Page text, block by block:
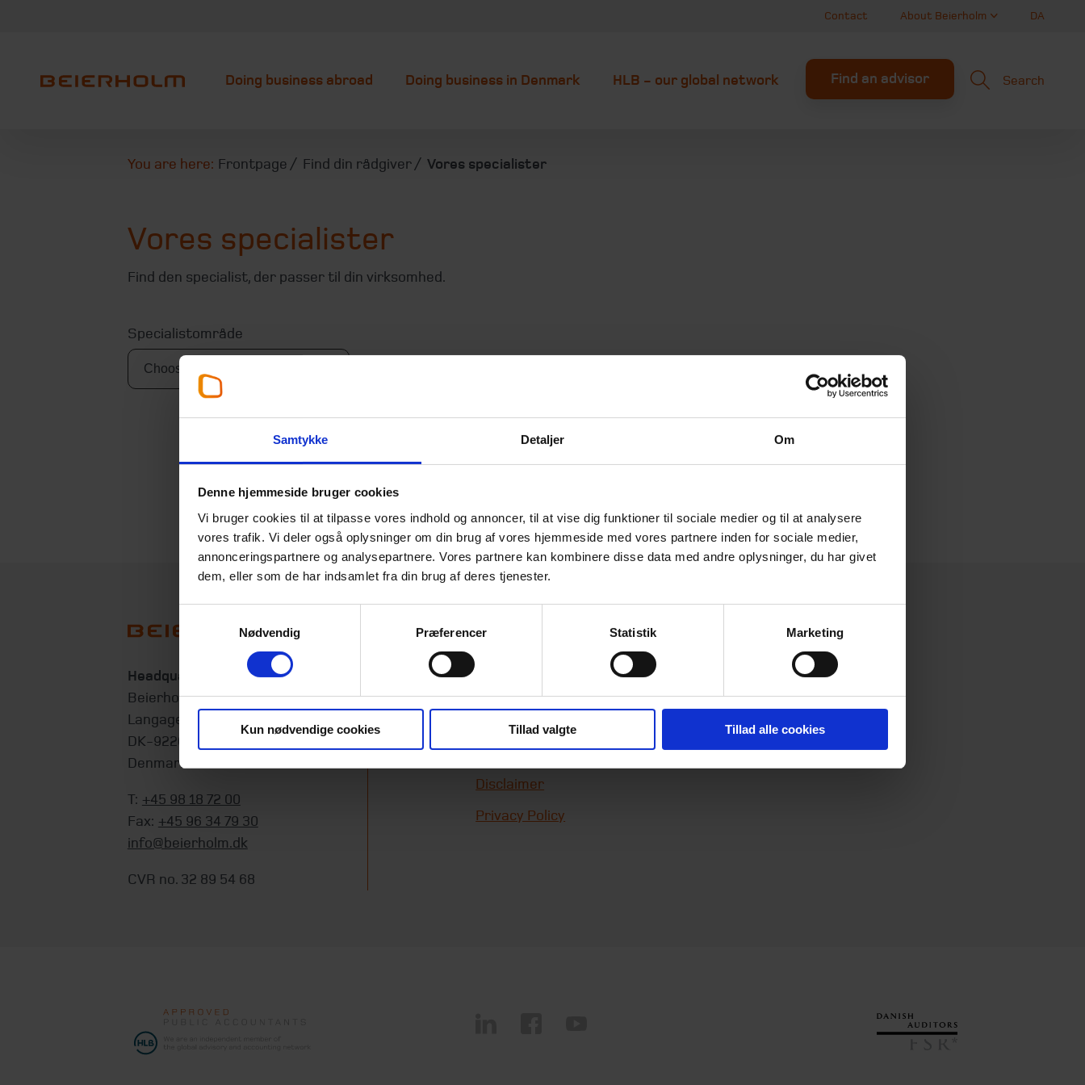
Samtykke Detaljer Om
Denne hjemmeside bruger cookies
Vi bruger cookies til at tilpasse vores indhold og annoncer, til at vise dig funktioner til sociale medier og til at analysere
vores trafik. Vi deler også oplysninger om din brug af vores hjemmeside med vores partnere inden for sociale medier,
annonceringspartnere og analysepartnere. Vores partnere kan kombinere disse data med andre oplysninger, du har givet
dem, eller som de har indsamlet fra din brug af deres tjenester.
Nødvendig
Præferencer Statistik Marketing
Kun nødvendige cookies Tillad valgte Tillad alle cookies
Contact About Beierholm DA
Doing business abroad Doing business in Denmark HLB - our global network Find an advisor Search
You are here: Frontpage Find din rådgiver Vores specialister
Vores specialister
Find den specialist, der passer til din virksomhed.
Specialistområde
Headquarters
Beierholm
Langagervej 1
DK-9220 Aalborg Ø
Denmark
T: +45 98 18 72 00
Fax: +45 96 34 79 30
info@beierholm.dk
CVR no. 32 89 54 68
Shortcuts
General terms of business
Allgemeine
Geschäftsbedingungen
Disclaimer
Privacy Policy
Services
Our services
News